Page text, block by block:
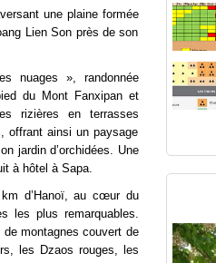
une plaine formée
Lien Son près de son
nuages », randonnée
du Mont Fanxipan et
rizières en terrasses
offrant ainsi un paysage
jardin d’orchidées. Une
à hôtel à Sapa.
d’Hanoï, au cœur du
les plus remarquables.
montagnes couvert de
les Dzaos rouges, les